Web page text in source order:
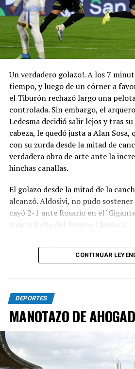
Un verdadero golazo!. A los 7
tiempo, y luego de un córner a
el Tiburón rechazó largo una
controlada. Sin embargo, el
Ledesma decidió salir lejos y tras
cabeza, le quedó justa a Alan Sosa,
con su zurda desde la mitad de
verdadera obra de arte ante la
hinchas canallas.
El golazo desde la mitad de la
alcanzó. Aldosivi, no pudo
cayó 2-1 ante Rosario en el
cuarta fecha del Torneo Clausura.
Foto Alan Sosa festeja su golazo
Arroyito. FotobairesCONTINUAR
DEPORTES
MANOTAZO DE